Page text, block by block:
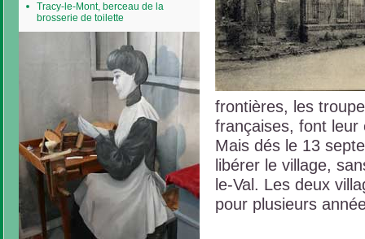
Tracy-le-Mont, berceau de la
brosserie de toilette
frontières, les
françaises, font leur
Mais dés le 13
libérer le village,
le-Val. Les deux
pour plusieurs